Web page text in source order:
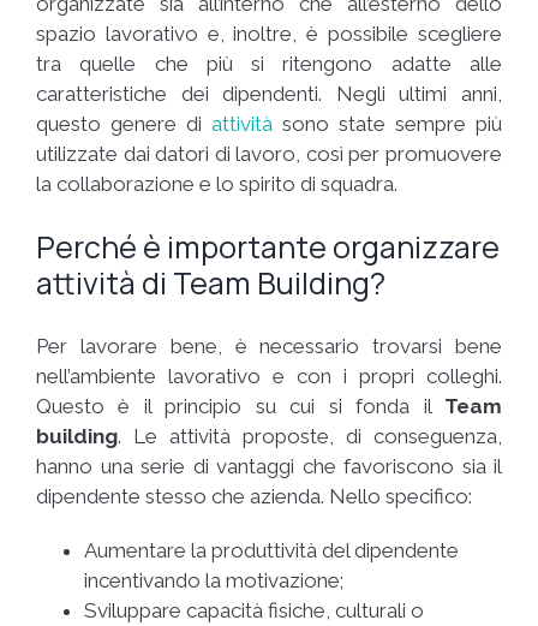
spazio lavorativo e, inoltre, è possibile scegliere
tra quelle che più si ritengono adatte alle
caratteristiche dei dipendenti. Negli ultimi anni,
questo genere di attività sono state sempre più
utilizzate dai datori di lavoro, così per promuovere
la collaborazione e lo spirito di squadra.
Perché è importante organizzare
attività di Team Building?
Per lavorare bene, è necessario trovarsi bene
nell’ambiente lavorativo e con i propri colleghi.
Questo è il principio su cui si fonda il Team
building. Le attività proposte, di conseguenza,
hanno una serie di vantaggi che favoriscono sia il
dipendente stesso che azienda. Nello specifico:
Aumentare la produttività del dipendente
incentivando la motivazione;
Sviluppare capacità fisiche, culturali o